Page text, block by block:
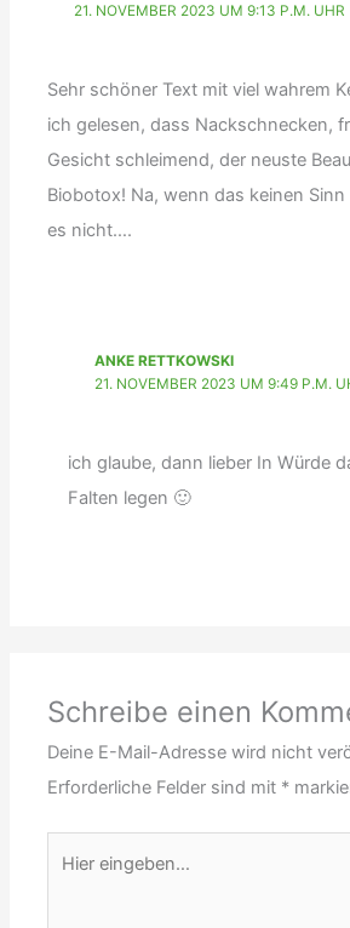
21. NOVEMBER 2023 UM 9:13 P.M. UHR
Sehr schöner Text mit viel wahrem
ich gelesen, dass Nackschnecken,
Gesicht schleimend, der neuste
Biobotox! Na, wenn das keinen
es nicht….
ANKE RETTKOWSKI
21. NOVEMBER 2023 UM 9:49 P.M.
ich glaube, dann lieber In Würde
Falten legen 🙂
Schreibe einen
Deine E-Mail-Adresse wird nicht
Erforderliche Felder sind mit *